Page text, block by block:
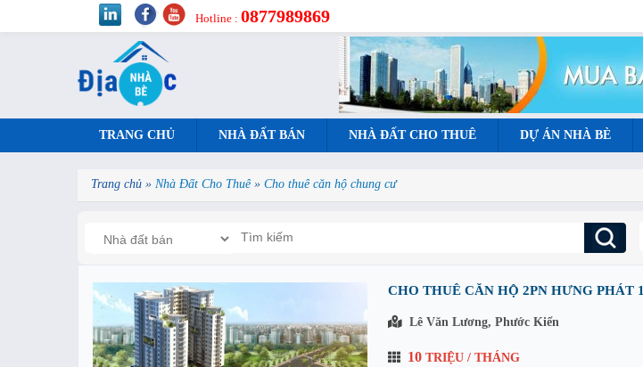
Hotline : 0877989869
TRANG CHỦ NHÀ ĐẤT BÁN NHÀ ĐẤT CHO THUÊ DỰ ÁN NHÀ BÈ
Trang chủ » Nhà Đất Cho Thuê » Cho thuê căn hộ chung cư
CHO THUÊ CĂN HỘ 2PN HƯNG PHÁT 1
Lê Văn Lương, Phước Kiển
10TRIỆU / THÁNG